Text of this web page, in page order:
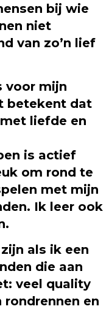
bij wie
niet
van zo’n lief
voor mijn
betekent dat
liefde en
is actief
om rond te
met mijn
Ik leer ook
als ik een
die aan
veel quality
en